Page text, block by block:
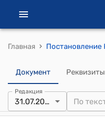
Главная ›
Документ Реквизиты
Редакция
31.07.2024